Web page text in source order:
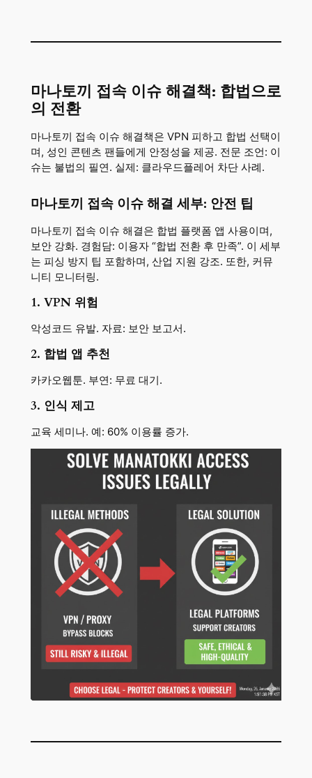
마나토끼 접속 이슈 해결책: 합법으로
의 전환
마나토끼 접속 이슈 해결책은 VPN 피하고 합법 선택이
며, 성인 콘텐츠 팬들에게 안정성을 제공. 전문 조언: 이
슈는 불법의 필연. 실제: 클라우드플레어 차단 사례.
마나토끼 접속 이슈 해결 세부: 안전 팁
마나토끼 접속 이슈 해결은 합법 플랫폼 앱 사용이며,
보안 강화. 경험담: 이용자 “합법 전환 후 만족”. 이 세부
는 피싱 방지 팁 포함하며, 산업 지원 강조. 또한, 커뮤
니티 모니터링.
1. VPN 위험
악성코드 유발. 자료: 보안 보고서.
2. 합법 앱 추천
카카오웹툰. 부연: 무료 대기.
3. 인식 제고
교육 세미나. 예: 60% 이용률 증가.